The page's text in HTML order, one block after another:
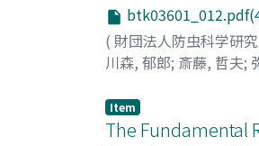
( 財団法人防虫科学研
川森, 郁郎; 斎藤, 哲夫;
Item
The Fundamental